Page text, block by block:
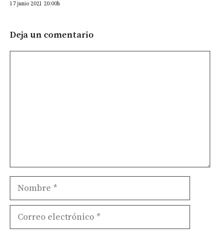
17 junio 2021 20:00h
Deja un comentario
Nombre
Correo